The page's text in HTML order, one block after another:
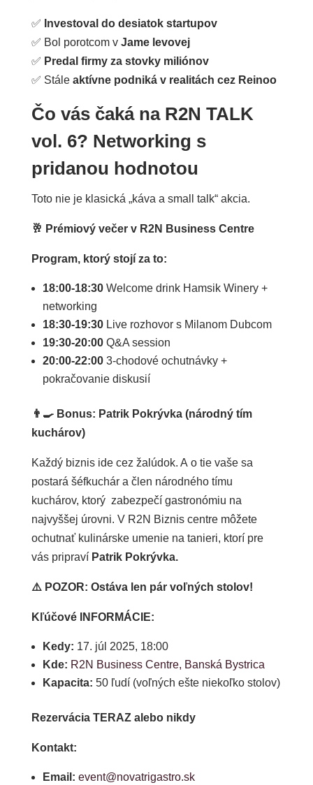
✅ Investoval do desiatok startupov
✅ Bol porotcom v Jame levovej
✅ Predal firmy za stovky miliónov
✅ Stále aktívne podniká v realitách cez Reinoo
Čo vás čaká na R2N TALK
vol. 6? Networking s
pridanou hodnotou
Toto nie je klasická „káva a small talk“ akcia.
🥂 Prémiový večer v R2N Business Centre
Program, ktorý stojí za to:
18:00-18:30Welcome drink Hamsik Winery +
networking
18:30-19:30Live rozhovor s Milanom Dubcom
19:30-20:00Q&A session
20:00-22:003-chodové ochutnávky +
pokračovanie diskusií
👨‍🍳Bonus: Patrik Pokrývka (národný tím
kuchárov)
Každý biznis ide cez žalúdok. A o tie vaše sa
postará šéfkuchár a člen národného tímu
kuchárov, ktorý zabezpečí gastronómiu na
najvyššej úrovni. V R2N Biznis centre môžete
ochutnať kulinárske umenie na tanieri, ktorí pre
vás pripraví Patrik Pokrývka.
⚠️ POZOR: Ostáva len pár voľných stolov!
Kľúčové INFORMÁCIE:
Kedy: 17. júl 2025, 18:00
Kde: R2N Business Centre, Banská Bystrica
Kapacita: 50 ľudí (voľných ešte niekoľko stolov)
Rezervácia TERAZ alebo nikdy
Kontakt:
Email: event@novatrigastro.sk